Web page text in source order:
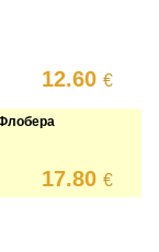
12.60€
17.80€